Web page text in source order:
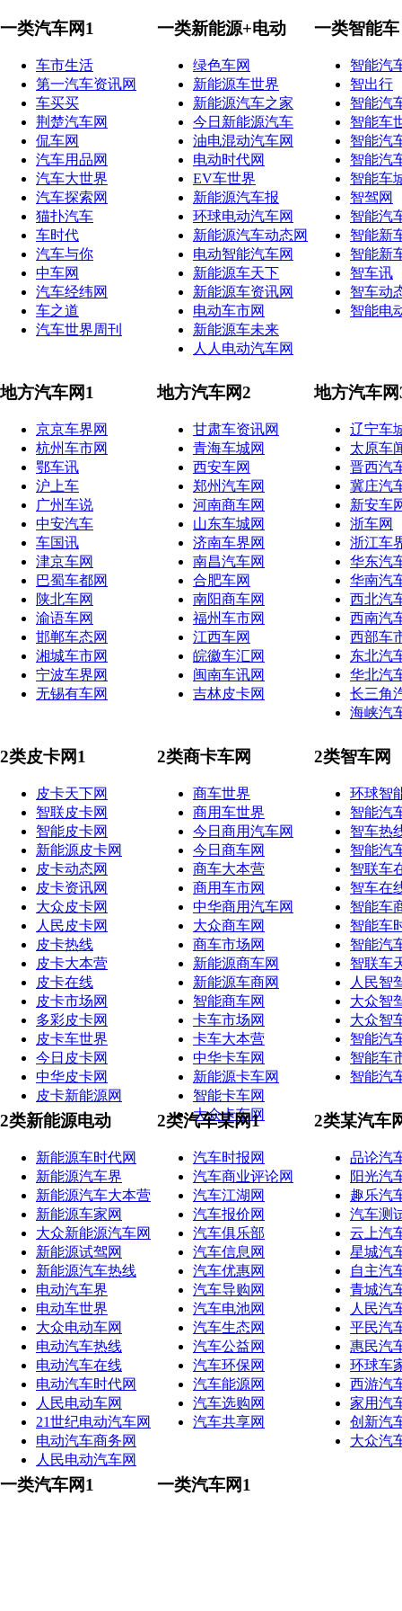
一类汽车网1
车市生活
第一汽车资讯网
车买买
荆楚汽车网
侃车网
汽车用品网
汽车大世界
汽车探索网
猫扑汽车
车时代
汽车与你
中车网
汽车经纬网
车之道
汽车世界周刊
一类新能源+电动
绿色车网
新能源车世界
新能源汽车之家
今日新能源汽车
油电混动汽车网
电动时代网
EV车世界
新能源汽车报
环球电动汽车网
新能源汽车动态网
电动智能汽车网
新能源车天下
新能源车资讯网
电动车市网
新能源车未来
人人电动汽车网
一类智能车
智能汽
智出行
智能汽
智能车
智能汽
智能汽
智能车
智驾网
智能汽
智能新
智能新
智车讯
智车动
智能电
地方汽车网1
京京车界网
杭州车市网
鄂车讯
沪上车
广州车说
中安汽车
车国讯
津京车网
巴蜀车都网
陕北车网
渝语车网
邯郸车态网
湘城车市网
宁波车界网
无锡有车网
地方汽车网2
甘肃车资讯网
青海车城网
西安车网
郑州汽车网
河南商车网
山东车城网
济南车界网
南昌汽车网
合肥车网
南阳商车网
福州车市网
江西车网
皖徽车汇网
闽南车讯网
吉林皮卡网
地方汽车网
辽宁车
太原车
晋西汽
冀庄汽
新安车
浙车网
浙江车
华东汽
华南汽
西北汽
西南汽
西部车
东北汽
华北汽
长三角
海峡汽
2类皮卡网1
皮卡天下网
智联皮卡网
智能皮卡网
新能源皮卡网
皮卡动态网
皮卡资讯网
大众皮卡网
人民皮卡网
皮卡热线
皮卡大本营
皮卡在线
皮卡市场网
多彩皮卡网
皮卡车世界
今日皮卡网
中华皮卡网
皮卡新能源网
2类商卡车网
商车世界
商用车世界
今日商用汽车网
今日商车网
商车大本营
商用车市网
中华商用汽车网
大众商车网
商车市场网
新能源商车网
新能源车商网
智能商车网
卡车市场网
卡车大本营
中华卡车网
新能源卡车网
智能卡车网
大众卡车网
2类智车网
环球智
智能汽
智车热
智能汽
智联车
智车在
智能车
智能车
智能汽
智联车
人民智
大众智
大众智
智能汽
智能车
智能汽
2类新能源电动
新能源车时代网
新能源汽车界
新能源汽车大本营
新能源车家网
大众新能源汽车网
新能源试驾网
新能源汽车热线
电动汽车界
电动车世界
大众电动车网
电动汽车热线
电动汽车在线
电动汽车时代网
人民电动车网
21世纪电动汽车网
电动汽车商务网
人民电动汽车网
2类汽车某网1
汽车时报网
汽车商业评论网
汽车江湖网
汽车报价网
汽车俱乐部
汽车信息网
汽车优惠网
汽车导购网
汽车电池网
汽车生态网
汽车公益网
汽车环保网
汽车能源网
汽车选购网
汽车共享网
2类某汽车
品论汽
阳光汽
趣乐汽
汽车测
云上汽
星城汽
自主汽
青城汽
人民汽
平民汽
惠民汽
环球车
西游汽
家用汽
创新汽
大众汽
一类汽车网1 一类汽车网1